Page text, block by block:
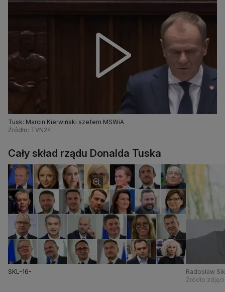
Tusk: Marcin Kierwiński szefem MSWiA
Źródło: TVN24
Cały skład rządu Donalda Tuska
SKL-16-
Radosław
Źródło